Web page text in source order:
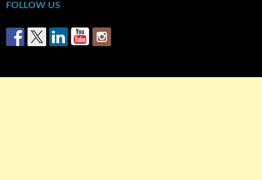
FOLLOW US